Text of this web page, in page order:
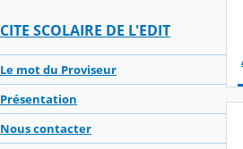
CITE SCOLAIRE DE L'EDIT
Le mot du Proviseur
Présentation
Nous contacter